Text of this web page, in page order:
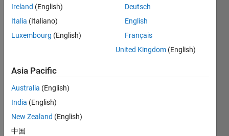
のプ
ログ
ラム
て，
たく
Ireland (English)
Italia (Italiano)
Luxembourg (English)
Deutsch
English
Français
United Kingdom (English)
Asia Pacific
Australia (English)
India (English)
New Zealand (English)
中国